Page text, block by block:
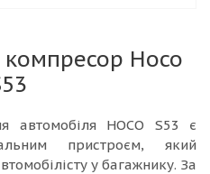
Hoco
автомобіля HOCO S53 є
пристроєм, який
у багажнику. За